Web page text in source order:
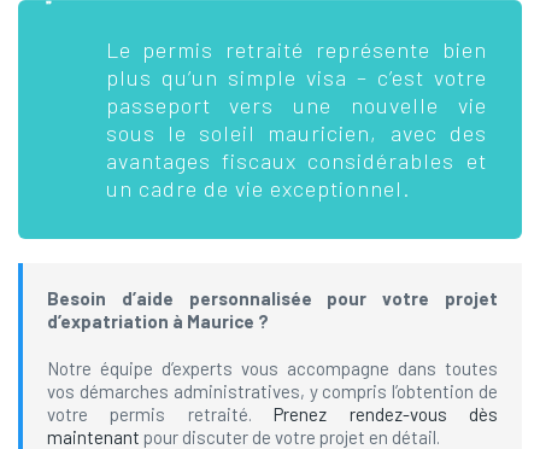
Le permis retraité représente bien
plus qu’un simple visa – c’est votre
passeport vers une nouvelle vie
sous le soleil mauricien, avec des
avantages fiscaux considérables et
un cadre de vie exceptionnel.
Besoin d’aide personnalisée pour votre projet
d’expatriation à Maurice ?
Notre équipe d’experts vous accompagne dans toutes
vos démarches administratives, y compris l’obtention de
votre permis retraité.Prenez rendez-vous dès
maintenant pour discuter de votre projet en détail.